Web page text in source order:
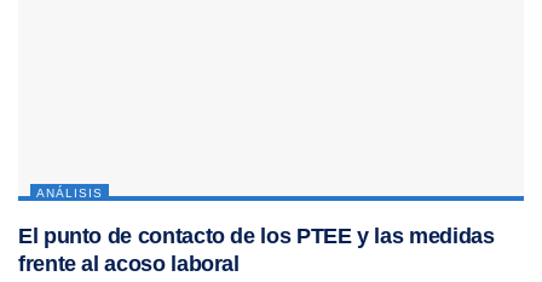
ANÁLISIS
El punto de contacto de los PTEE y las medidas
frente al acoso laboral